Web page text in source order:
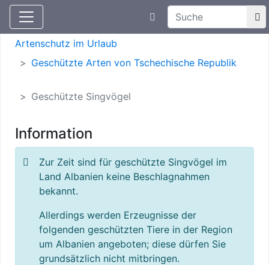
Aktuelle Meldungen
Suchtexteingabe
Artenschutz
Artenschutz im Urlaub
Geschützte Arten von Tschechische Republik
Geschützte Singvögel
Information
Zur Zeit sind für geschützte Singvögel im
Land Albanien keine Beschlagnahmen
bekannt.
Allerdings werden Erzeugnisse der
folgenden geschützten Tiere in der Region
um Albanien angeboten; diese dürfen Sie
grundsätzlich nicht mitbringen.